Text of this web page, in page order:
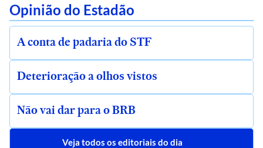
Opinião do Estadão
A conta de padaria do STF
Deterioração a olhos vistos
Não vai dar para o BRB
Veja todos os editoriais do dia